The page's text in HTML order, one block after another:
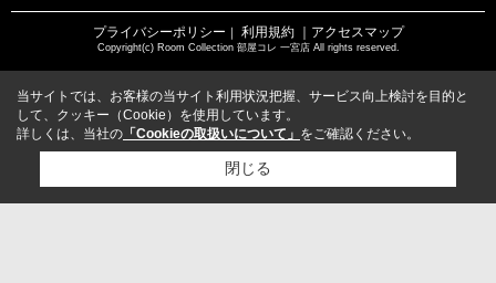
プライバシーポリシー ｜ 利用規約 ｜アクセスマップ
Copyright(c) Room Collection 部屋コレ 一宮店 All rights reserved.
当サイトでは、お客様の当サイト利用状況把握、サービス向上検討を目的と
して、クッキー（Cookie）を使用しています。
詳しくは、当社の 「Cookieの取扱いについて」 をご確認ください。
閉じる